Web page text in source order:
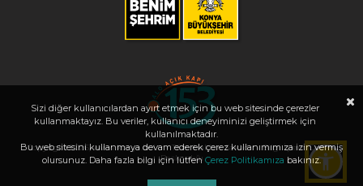
Copyright 2026, www.konya.bel.tr - Tüm Hakları Saklıdır - Bilgi İşlem Dairesi
Başkanlığı
Sizi diğer kullanıcılardan ayırt etmek için bu web sitesinde çerezler
kullanmaktayız. Bu veriler, kullanıcı deneyiminizi geliştirmek için
kullanılmaktadır.
Bu web sitesini kullanmaya devam ederek çerez kullanımımıza izin vermiş
olursunuz. Daha fazla bilgi için lütfen Çerez Politikamıza bakınız.